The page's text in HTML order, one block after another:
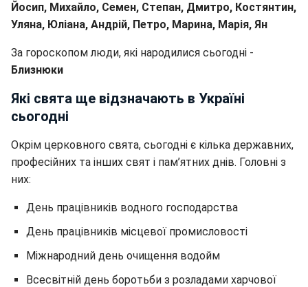
Йосип, Михайло, Семен, Степан, Дмитро, Костянтин,
Уляна, Юліана, Андрій, Петро, Марина, Марія, Ян
За гороскопом люди, які народилися сьогодні -
Близнюки
Які свята ще відзначають в Україні
сьогодні
Окрім церковного свята, сьогодні є кілька державних,
професійних та інших свят і пам’ятних днів. Головні з
них:
День працівників водного господарства
День працівників місцевої промисловості
Міжнародний день очищення водойм
Всесвітній день боротьби з розладами харчової